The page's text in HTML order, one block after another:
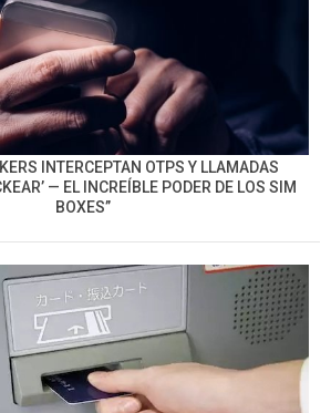
INTERCEPTAN OTPS Y LLAMADAS
— EL INCREÍBLE PODER DE LOS SIM
BOXES”